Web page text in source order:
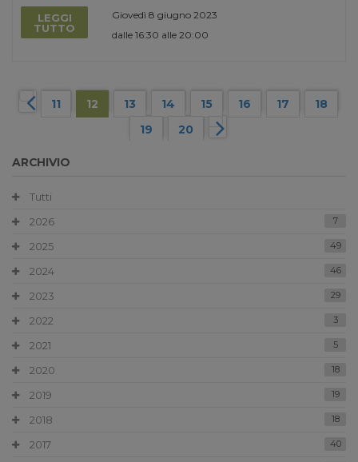
LEGGI
TUTTO
Giovedì 8 giugno 2023
dalle 16:30 alle 20:00
11 12 13 14 15 16 17
18
19
20
ARCHIVIO
Tutti
2026
7
2025 49
2024 46
2023 29
2022 3
2021 5
2020 18
2019 19
2018 18
2017 40